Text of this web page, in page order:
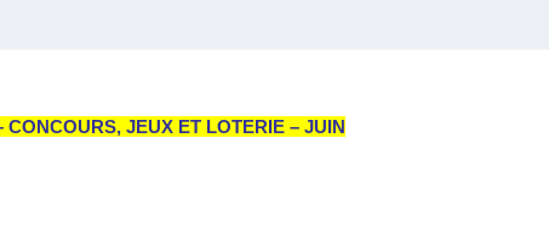
JEUX ET LOTERIE – JUIN